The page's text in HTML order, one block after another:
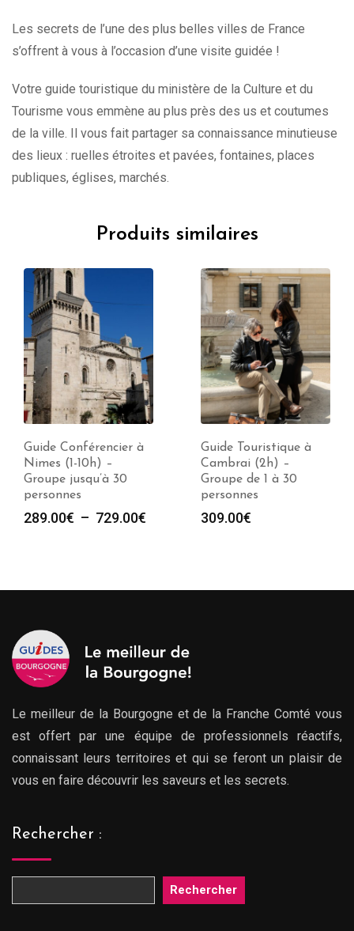
Les secrets de l’une des plus belles villes de France
s’offrent à vous à l’occasion d’une visite guidée !
Votre guide touristique du ministère de la Culture et du
Tourisme vous emmène au plus près des us et coutumes
de la ville. Il vous fait partager sa connaissance minutieuse
des lieux : ruelles étroites et pavées, fontaines, places
publiques, églises, marchés.
Produits similaires
Guide Touristique à
Cambrai (2h) –
Groupe de 1 à 30
personnes
309.00€
Guide Touristique à
Lille (2h) – Groupe de
1 à 30 personnes
309.00€
Le meilleur de la Bourgogne et de la Franche Comté vous
est offert par une équipe de professionnels réactifs,
connaissant leurs territoires et qui se feront un plaisir de
vous en faire découvrir les saveurs et les secrets.
Rechercher :
Rechercher